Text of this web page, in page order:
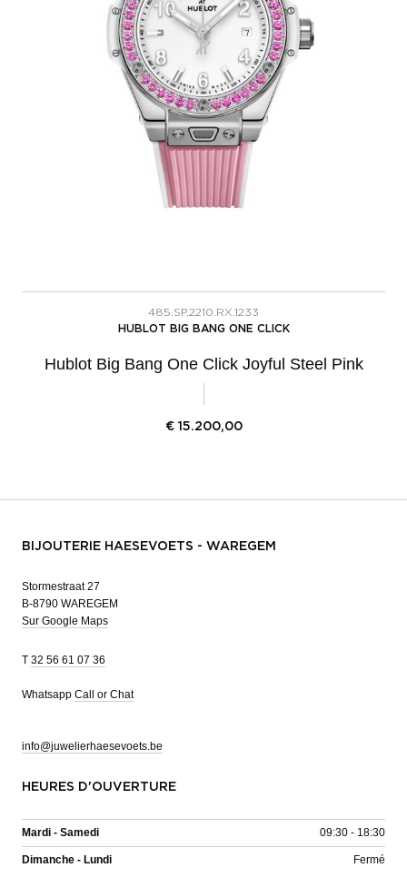
485.SP.2210.RX.1233
HUBLOT BIG BANG ONE CLICK
Hublot Big Bang One Click Joyful Steel Pink
€ 15.200,00
BIJOUTERIE HAESEVOETS - WAREGEM
Stormestraat 27
B-8790 WAREGEM
Sur Google Maps
T 32 56 61 07 36
Whatsapp Call or Chat
info@juwelierhaesevoets.be
HEURES D'OUVERTURE
Mardi - Samedi 09:30 - 18:30
Dimanche - Lundi Fermé